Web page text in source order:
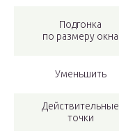
Подгонка
по размеру окна
Уменьшить
Действительные
точки